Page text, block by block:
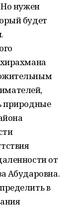
Но нужен
будет
природные
от
Абударовна.
в